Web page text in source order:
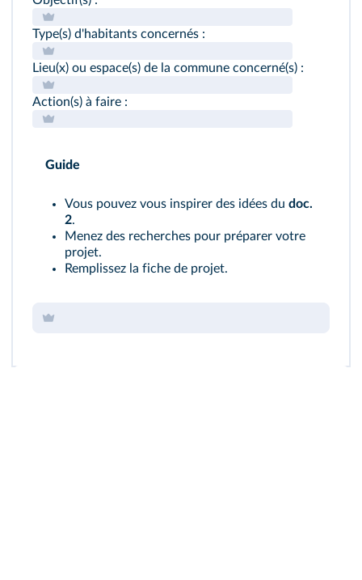
Type(s) d'habitants concernés :
Lieu(x) ou espace(s) de la commune concerné(s) :
Action(s) à faire :
Guide
Vous pouvez vous inspirer des idées du doc.
2.
Menez des recherches pour préparer votre
projet.
Remplissez la fiche de projet.